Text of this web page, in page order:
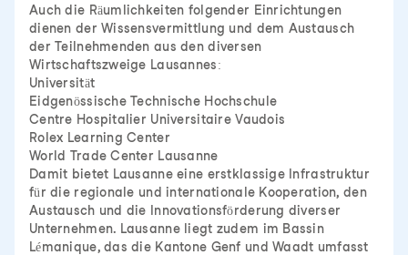
Auch die Räumlichkeiten folgender Einrichtungen
dienen der Wissensvermittlung und dem Austausch
der Teilnehmenden aus den diversen
Wirtschaftszweige Lausannes:
Universität
Eidgenössische Technische Hochschule
Centre Hospitalier Universitaire Vaudois
Rolex Learning Center
World Trade Center Lausanne
Damit bietet Lausanne eine erstklassige Infrastruktur
für die regionale und internationale Kooperation, den
Austausch und die Innovationsförderung diverser
Unternehmen. Lausanne liegt zudem im Bassin
Lémanique, das die Kantone Genf und Waadt umfasst